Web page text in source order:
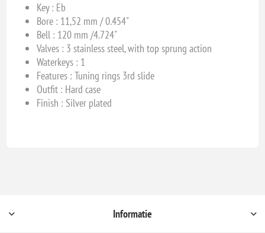
Key : Eb
Bore : 11,52 mm / 0.454"
Bell : 120 mm /4.724"
Valves : 3 stainless steel, with top sprung action
Waterkeys : 1
Features :Tuning rings 3rd slide
Outfit : Hard case
Finish : Silver plated
Informatie